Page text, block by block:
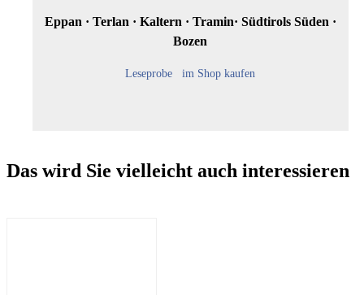
Eppan · Terlan · Kaltern · Tramin· Südtirols Süden ·
Bozen
Leseprobe im Shop kaufen
Das wird Sie vielleicht auch interessieren